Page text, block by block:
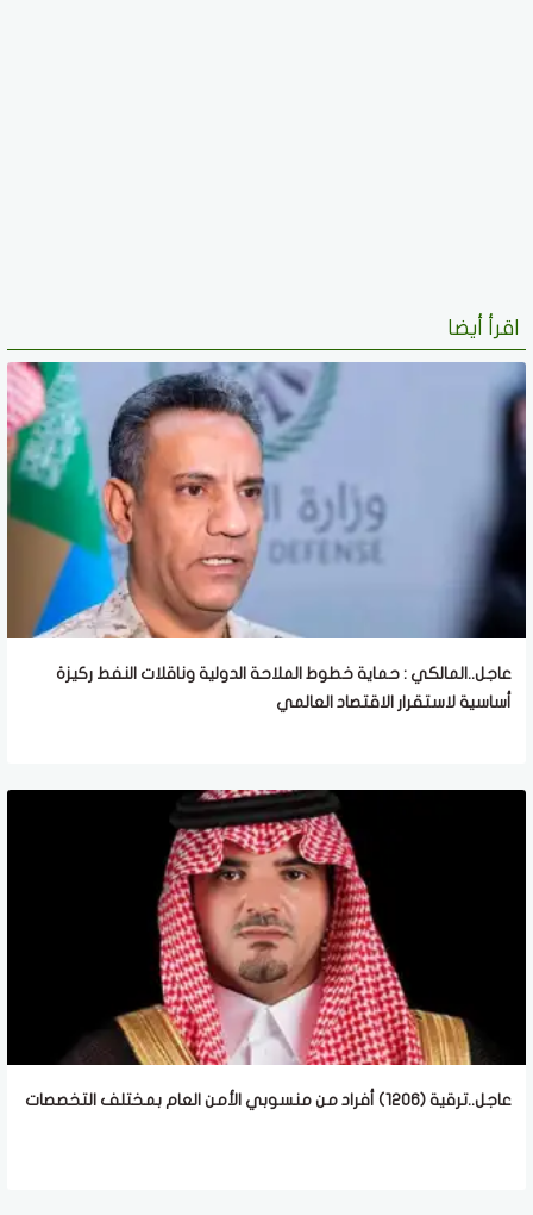
اقرأ أيضا
عاجل..المالكي : حماية خطوط الملاحة الدولية وناقلات النفط ركيزة
أساسية لاستقرار الاقتصاد العالمي
عاجل..ترقية (1206) أفراد من منسوبي الأمن العام بمختلف التخصصات